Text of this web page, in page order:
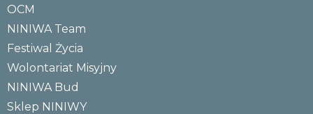
OCM
NINIWA Team
Festiwal Życia
Wolontariat Misyjny
NINIWA Bud
Sklep NINIWY